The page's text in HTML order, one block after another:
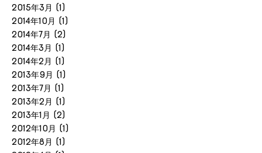
2015年3月 (1)
2014年10月 (1)
2014年7月 (2)
2014年3月 (1)
2014年2月 (1)
2013年9月 (1)
2013年7月 (1)
2013年2月 (1)
2013年1月 (2)
2012年10月 (1)
2012年8月 (1)